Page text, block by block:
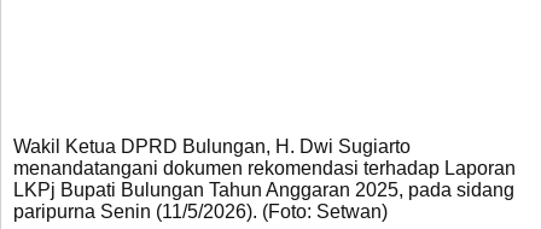
Wakil Ketua DPRD Bulungan, H. Dwi Sugiarto
menandatangani dokumen rekomendasi terhadap Laporan
LKPj Bupati Bulungan Tahun Anggaran 2025, pada sidang
paripurna Senin (11/5/2026). (Foto: Setwan)